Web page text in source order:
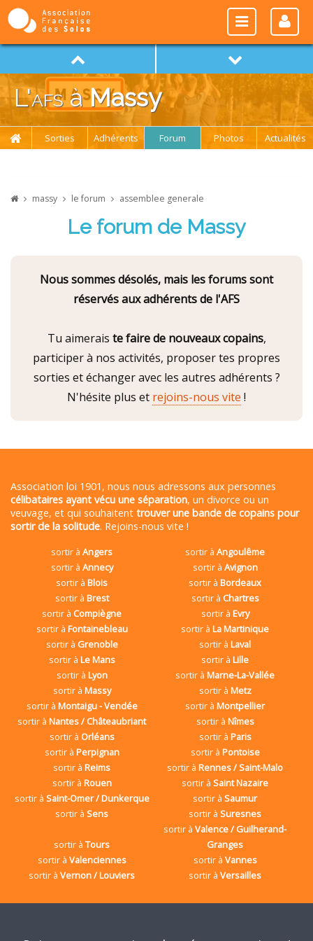
L'afsàMassy
Sorties Adhérents Forum Photos Actualités
massy le forum assemblee generale
Le forum de Massy
Nous sommes désolés, mais les forums sont
réservés aux adhérents de l'AFS
Tu aimerais te faire de nouveaux copains,
participer à nos activités, proposer tes propres
sorties et échanger avec les autres adhérents ?
N'hésite plus et rejoins-nous vite !
Association loi 1901, nous nous adressons aux personnes
célibataires ayant vécu une séparation, un divorce ou un
veuvage, et qui souhaitent trouver une bande de copains pour
sortir de la solitude. Rejoins-nous vite !
sortir àAngers sortir àAngoulême
sortir à Annecy sortir à Avignon
sortir àBlois sortir àBordeaux
sortir à Brest sortir à Chartres
sortir à Compiègne sortir à Evry
sortir à Fontainebleau sortir àLa Martinique
sortir à Grenoble sortir àLaval
sortir à Le Mans sortir àLille
sortir à Lyon sortir àMarne-La-Vallée
sortir à Massy sortir à Metz
sortir à Montaigu - Vendée sortir àMontpellier
sortir àNantes / Châteaubriant sortir à Nîmes
sortir à Orléans sortir à Paris
sortir à Perpignan sortir à Pontoise
sortir àReims sortir àRennes / Saint-Malo
sortir à Rouen sortir àSaint Nazaire
sortir à Saint-Omer / Dunkerque sortir àSaumur
sortir àSens sortir àSuresnes
sortir àTours
sortir àValence / Guilherand-
Granges
sortir à Valenciennes sortir à Vannes
sortir àVernon / Louviers sortir àVersailles